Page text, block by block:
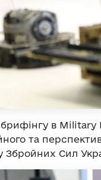
в
та
Збройних Сил